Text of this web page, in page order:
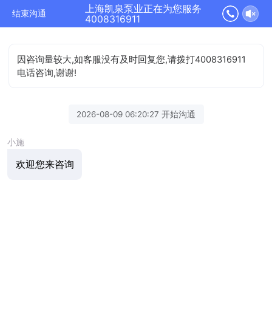
结束沟通
上海凯泉泵业正在为您服务
4008316911
因咨询量较大,如客服没有及时回复您,请拨打4008316911
电话咨询,谢谢!
2026-08-09 06:20:27 开始沟通
小施
欢迎您来咨询